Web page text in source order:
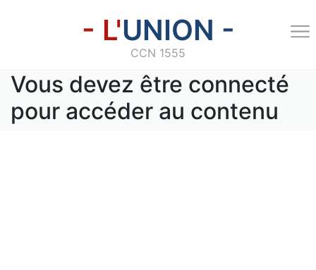
- L'UNION -
CCN 1555
Vous devez être connecté
pour accéder au contenu